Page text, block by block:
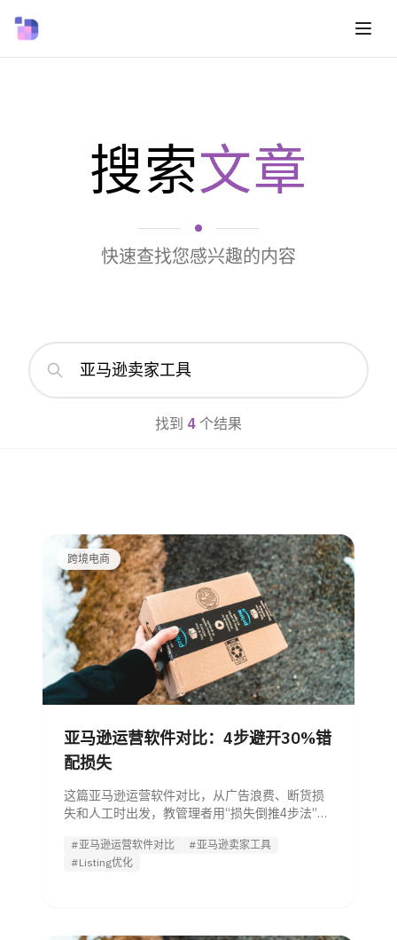
搜索文章
快速查找您感兴趣的内容
找到 4 个结果
跨境电商
亚马逊运营软件对比：4步避开30%错
配损失
这篇亚马逊运营软件对比，从广告浪费、断货损
失和人工时出发，教管理者用“损失倒推4步法”筛
合团队阶段的软件组合。
#亚马逊运营软件对比
#亚马逊卖家工具
#Listing优化